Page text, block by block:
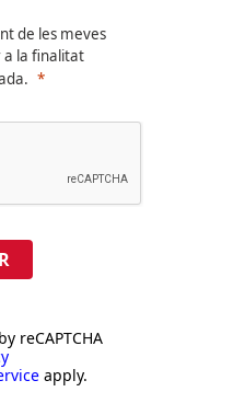
de les meves
a la finalitat
reCAPTCHA
apply.